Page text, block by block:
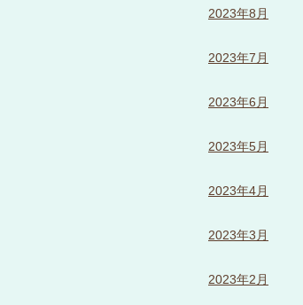
2023年8月
2023年7月
2023年6月
2023年5月
2023年4月
2023年3月
2023年2月